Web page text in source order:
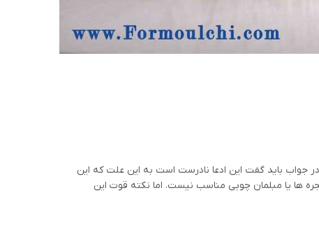
جواب باید گفت این ادعا نادرست است به این علت که این
ها یا مبلمان چوبی مناسب نیست. اما نکته قوت این